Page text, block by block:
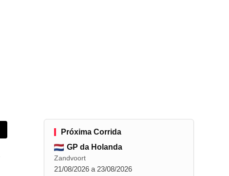
Próxima Corrida
GP da Holanda
Zandvoort
21/08/2026 a 23/08/2026